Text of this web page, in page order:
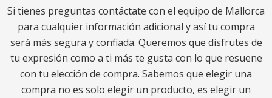
Si tienes preguntas contáctate con el equipo de Mallorca
para cualquier información adicional y así tu compra
será más segura y confiada. Queremos que disfrutes de
tu expresión como a ti más te gusta con lo que resuene
con tu elección de compra. Sabemos que elegir una
compra no es solo elegir un producto, es elegir un